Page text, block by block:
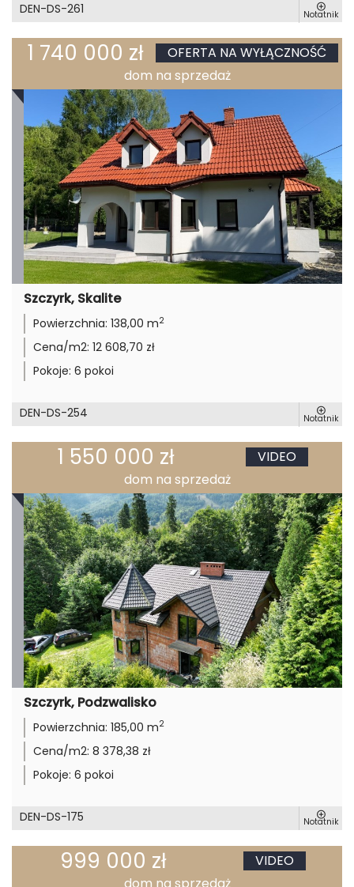
DEN-DS-261 Notatnik
1 740 000 zł
OFERTA NA WYŁĄCZNOŚĆ
dom na sprzedaż
Szczyrk, Skalite
Powierzchnia: 138,00 m2
Cena/m2: 12 608,70 zł
Pokoje: 6 pokoi
DEN-DS-254 Notatnik
1 550 000 zł
VIDEO
dom na sprzedaż
Szczyrk, Podzwalisko
Powierzchnia: 185,00 m2
Cena/m2: 8 378,38 zł
Pokoje: 6 pokoi
DEN-DS-175 Notatnik
999 000 zł
VIDEO
dom na sprzedaż